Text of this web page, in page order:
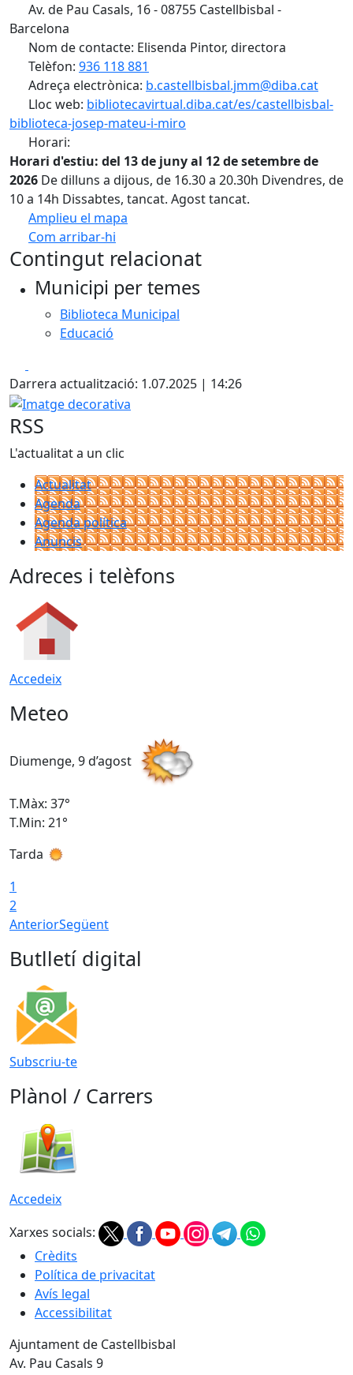
Av. de Pau Casals, 16 - 08755 Castellbisbal -
Barcelona
Nom de contacte: Elisenda Pintor, directora
Telèfon: 936 118 881
Adreça electrònica: b.castellbisbal.jmm@diba.cat
Lloc web: bibliotecavirtual.diba.cat/es/castellbisbal-
biblioteca-josep-mateu-i-miro
Horari:
Horari d'estiu: del 13 de juny al 12 de setembre de
2026 De dilluns a dijous, de 16.30 a 20.30h Divendres, de
10 a 14h Dissabtes, tancat. Agost tancat.
Amplieu el mapa
Com arribar-hi
+
Contingut relacionat
Municipi per temes
Biblioteca Municipal
Educació
Darrera actualització: 1.07.2025 | 14:26
Imatge decorativa
RSS
L'actualitat a un clic
Actualitat
Agenda
Agenda política
Anuncis
Adreces i telèfons
Accedeix
Meteo
Diumenge, 9 d’agost
T.Màx: 37°
T.Min: 21°
Tarda
1
2
AnteriorSegüent
Butlletí digital
Subscriu-te
Plànol / Carrers
Accedeix
Xarxes socials:
Crèdits
Política de privacitat
Avís legal
Accessibilitat
Ajuntament de Castellbisbal
Av. Pau Casals 9